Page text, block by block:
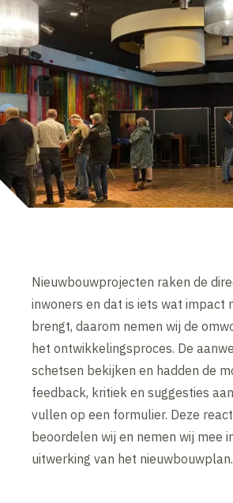
Nieuwbouwprojecten raken de
inwoners en dat is iets wat impact
brengt, daarom nemen wij de
het ontwikkelingsproces. De
schetsen bekijken en hadden de
feedback, kritiek en suggesties
vullen op een formulier. Deze
beoordelen wij en nemen wij mee
uitwerking van het nieuwbouwplan.